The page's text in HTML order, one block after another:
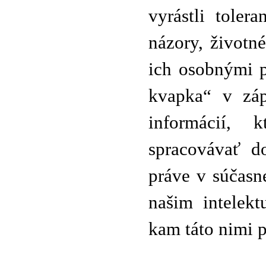
vyrástli
názory,
ich osobnými
kvapka“ v
informácií,
spracovávať
práve v
našim
kam táto nimi